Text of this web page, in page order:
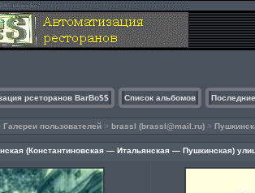
рсеторанов BarBo$$ Список альбомов
Галереи пользователей > brassl (brassl@mail.ru) >
(Константиновская — Итальянская — Пушкинская)